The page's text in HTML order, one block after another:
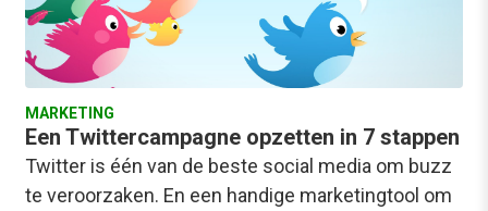
MARKETING
Een Twittercampagne opzetten in 7 stappen
Twitter is één van de beste social media om buzz
te veroorzaken. En een handige marketingtool om